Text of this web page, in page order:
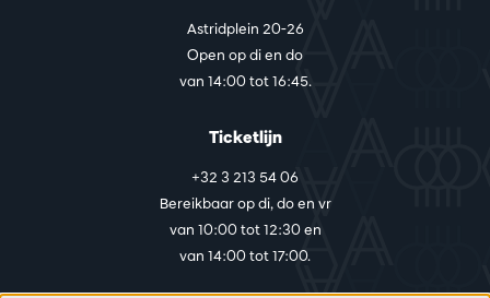
Astridplein 20-26
Open op di en do
van 14:00 tot 16:45.
Ticketlijn
+32 3 213 54 06
Bereikbaar op di, do en vr
van 10:00 tot 12:30 en
van 14:00 tot 17:00.